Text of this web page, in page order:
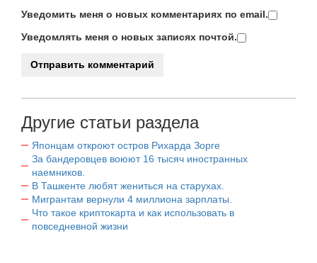
Уведомить меня о новых комментариях по email.
Уведомлять меня о новых записях почтой.
Другие статьи раздела
Японцам откроют остров Рихарда Зорге
За бандеровцев воюют 16 тысяч иностранных
наемников.
В Ташкенте любят жениться на старухах.
Мигрантам вернули 4 миллиона зарплаты.
Что такое криптокарта и как использовать в
повседневной жизни